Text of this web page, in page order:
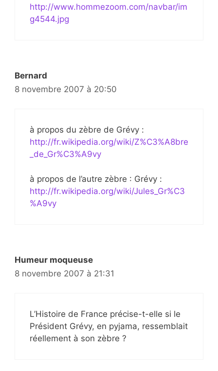
http://www.hommezoom.com/navbar/im
g4544.jpg
Bernard
8 novembre 2007 à 20:50
à propos du zèbre de Grévy :
http://fr.wikipedia.org/wiki/Z%C3%A8bre
_de_Gr%C3%A9vy
à propos de l’autre zèbre : Grévy :
http://fr.wikipedia.org/wiki/Jules_Gr%C3
%A9vy
Humeur moqueuse
8 novembre 2007 à 21:31
L’Histoire de France précise-t-elle si le
Président Grévy, en pyjama, ressemblait
réellement à son zèbre ?